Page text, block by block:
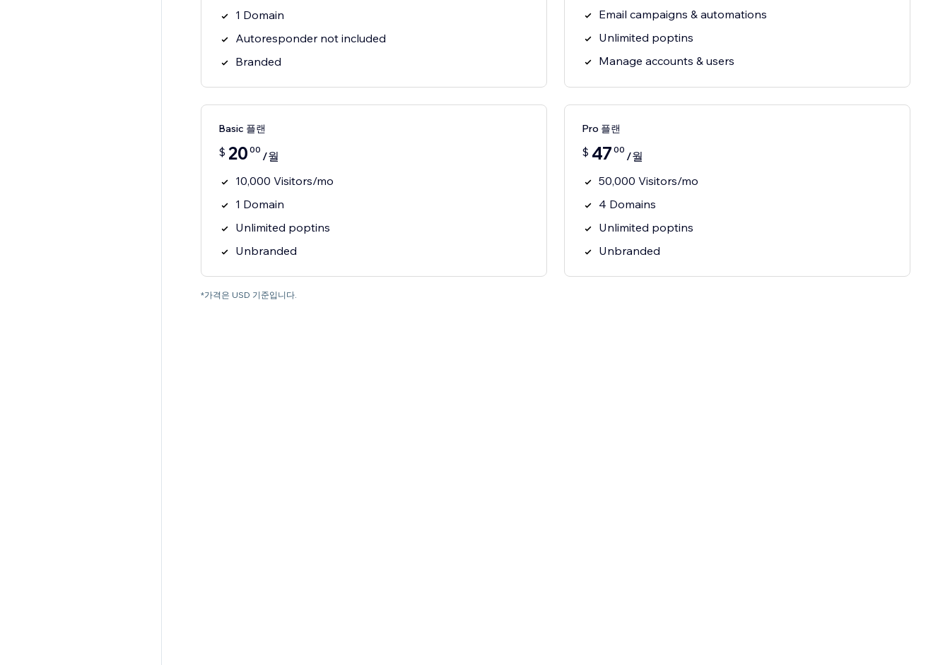
1 Domain
Autoresponder not included
Branded
Email campaigns & automations
Unlimited poptins
Manage accounts & users
Basic 플랜
$ 20 00 /월
10,000 Visitors/mo
1 Domain
Unlimited poptins
Unbranded
Pro 플랜
$ 47 00 /월
50,000 Visitors/mo
4 Domains
Unlimited poptins
Unbranded
*가격은 USD 기준입니다.